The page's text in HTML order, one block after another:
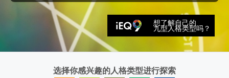
想了解自己的
九型人格类型吗？
选择你感兴趣的人格类型进行探索